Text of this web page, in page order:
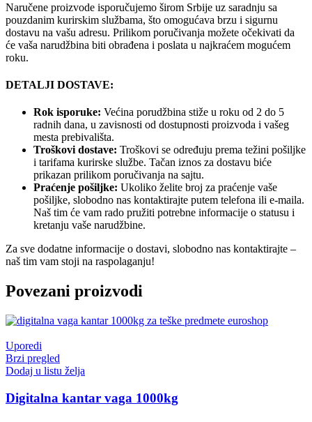
Naručene proizvode isporučujemo širom Srbije uz saradnju sa
pouzdanim kurirskim službama, što omogućava brzu i sigurnu
dostavu na vašu adresu. Prilikom poručivanja možete očekivati da
će vaša narudžbina biti obrađena i poslata u najkraćem mogućem
roku.
DETALJI DOSTAVE:
Rok isporuke: Većina porudžbina stiže u roku od 2 do 5
radnih dana, u zavisnosti od dostupnosti proizvoda i vašeg
mesta prebivališta.
Troškovi dostave: Troškovi se određuju prema težini pošiljke
i tarifama kurirske službe. Tačan iznos za dostavu biće
prikazan prilikom poručivanja na sajtu.
Praćenje pošiljke: Ukoliko želite broj za praćenje vaše
pošiljke, slobodno nas kontaktirajte putem telefona ili e-maila.
Naš tim će vam rado pružiti potrebne informacije o statusu i
kretanju vaše narudžbine.
Za sve dodatne informacije o dostavi, slobodno nas kontaktirajte –
naš tim vam stoji na raspolaganju!
Povezani proizvodi
Uporedi
Brzi pregled
Dodaj u listu želja
Digitalna kantar vaga 1000kg